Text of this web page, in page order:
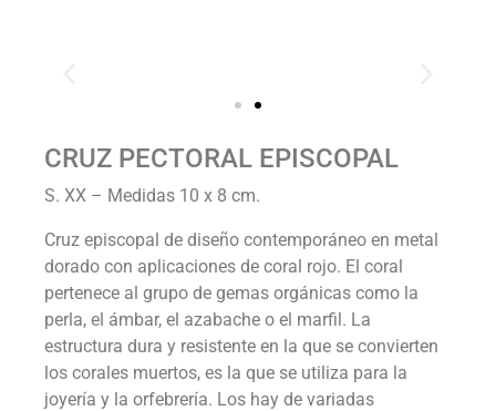
CRUZ PECTORAL EPISCOPAL
S. XX – Medidas 10 x 8 cm.
Cruz episcopal de diseño contemporáneo en metal
dorado con aplicaciones de coral rojo. El coral
pertenece al grupo de gemas orgánicas como la
perla, el ámbar, el azabache o el marfil. La
estructura dura y resistente en la que se convierten
los corales muertos, es la que se utiliza para la
joyería y la orfebrería. Los hay de variadas